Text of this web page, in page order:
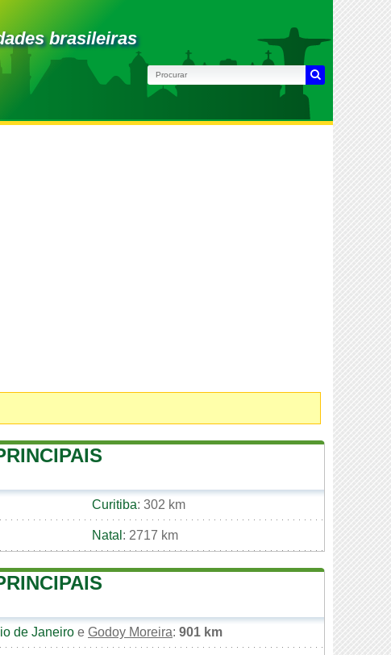
brasileiras
Curitiba: 302 km
Natal : 2717 km
de Janeiro e Godoy Moreira: 901 km